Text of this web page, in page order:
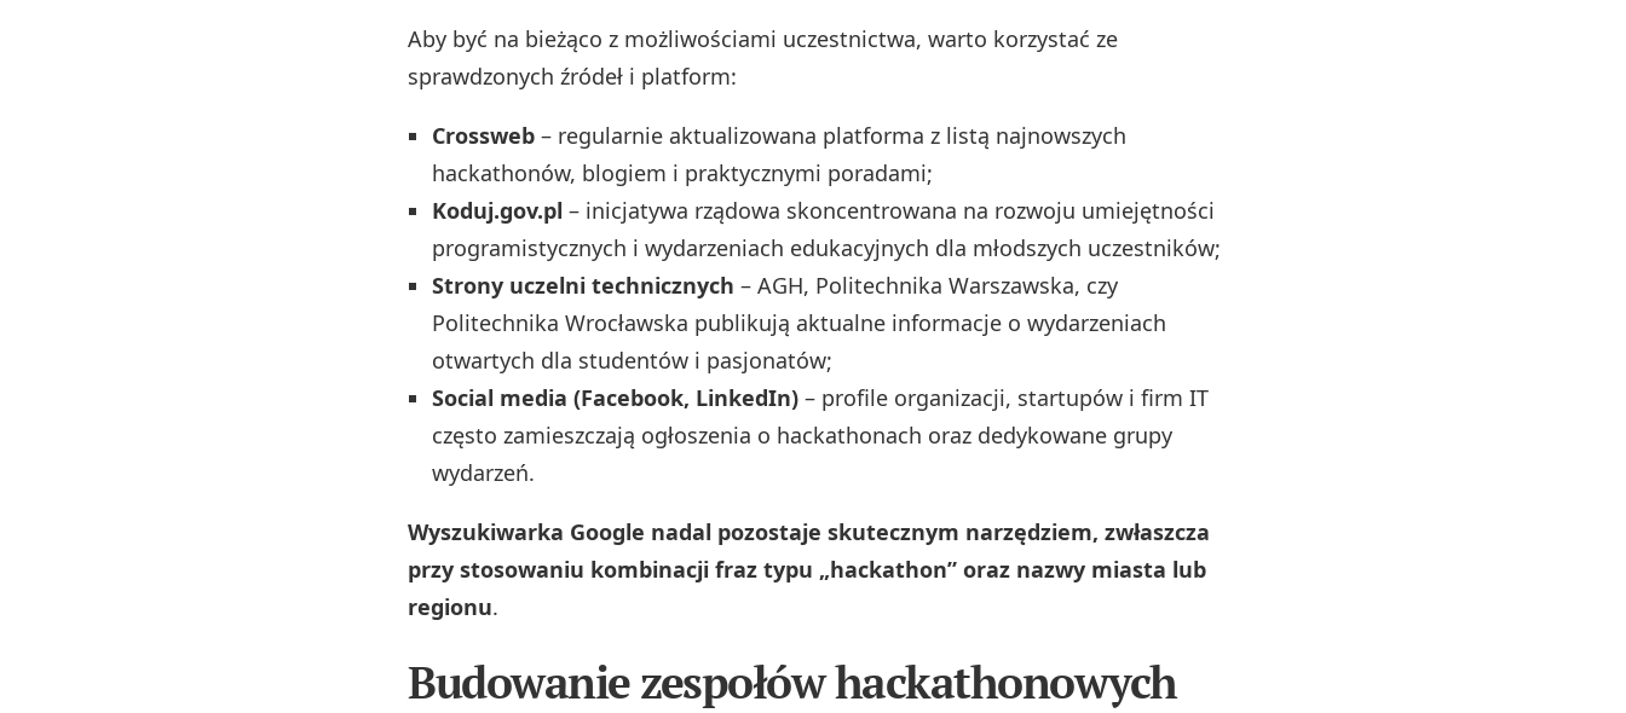
Aby być na bieżąco z możliwościami uczestnictwa, warto korzystać ze
sprawdzonych źródeł i platform:
Crossweb – regularnie aktualizowana platforma z listą najnowszych
hackathonów, blogiem i praktycznymi poradami;
Koduj.gov.pl – inicjatywa rządowa skoncentrowana na rozwoju umiejętności
programistycznych i wydarzeniach edukacyjnych dla młodszych uczestników;
Strony uczelni technicznych – AGH, Politechnika Warszawska, czy
Politechnika Wrocławska publikują aktualne informacje o wydarzeniach
otwartych dla studentów i pasjonatów;
Social media (Facebook, LinkedIn) – profile organizacji, startupów i firm IT
często zamieszczają ogłoszenia o hackathonach oraz dedykowane grupy
wydarzeń.
Wyszukiwarka Google nadal pozostaje skutecznym narzędziem, zwłaszcza
przy stosowaniu kombinacji fraz typu „hackathon” oraz nazwy miasta lub
regionu.
Budowanie zespołów hackathonowych